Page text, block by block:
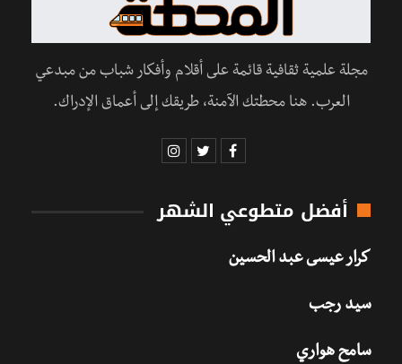
مجلة علمية ثقافية قائمة على أقلام وأفكار شباب من مبدعي
العرب. هنا محطتك الآمنة، طريقك إلى أعماق الإدراك.
أفضل متطوعي الشهر
كرار عيسى عبد الحسين
سيد رجب
سامح هواري